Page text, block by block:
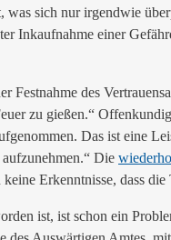
sich nur irgendwie
Inkaufnahme einer
des
zu gießen.“
Das ist eine
Die
Erkenntnisse, dass
ist, ist schon ein